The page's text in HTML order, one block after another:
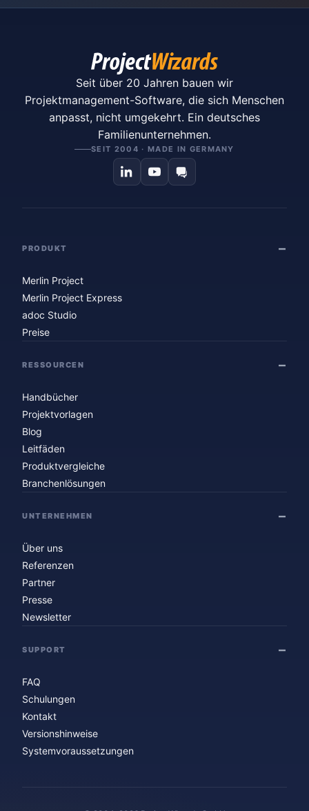
Seit über 20 Jahren bauen wir
Projektmanagement-Software, die sich Menschen
anpasst, nicht umgekehrt. Ein deutsches
Familienunternehmen.
SEIT 2004 · MADE IN GERMANY
PRODUKT
Merlin Project
Merlin Project Express
adoc Studio
Preise
RESSOURCEN
Handbücher
Projektvorlagen
Blog
Leitfäden
Produktvergleiche
Branchenlösungen
UNTERNEHMEN
Über uns
Referenzen
Partner
Presse
Newsletter
SUPPORT
FAQ
Schulungen
Kontakt
Versionshinweise
Systemvoraussetzungen